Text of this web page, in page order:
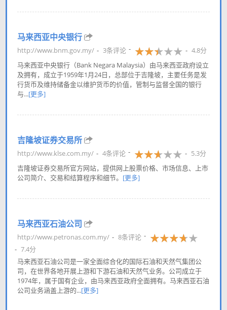
马来西亚中央银行
http://www.bnm.gov.my/ 3条评论
4.8分
马来西亚中央银行（Bank Negara Malaysia）由马来西亚政府设立
及拥有，成立于1959年1月24日，总部位于吉隆坡，主要任务是发
行货币及维持储备金以维护货币的价值，管制与监督全国的银行
与...[更多]
吉隆坡证券交易所
http://www.klse.com.my/ 4条评论
5.3分
吉隆坡证券交易所官方网站，提供网上股票价格、市场信息、上市
公司简介、交易和结算程序和细节。 [更多]
马来西亚石油公司
http://www.petronas.com.my/
8条评论
7.4分
马来西亚石油公司是一家全面综合化的国际石油和天然气集团公
司，在世界各地开展上游和下游石油和天然气业务。公司成立于
1974年，属于国有企业，由马来西亚政府全面拥有。马来西亚石油
公司业务涵盖上游的...[更多]